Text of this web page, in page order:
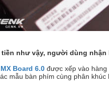
tiền như vậy, người dùng
Board 6.0 được xếp vào
mẫu bàn phím cùng phân